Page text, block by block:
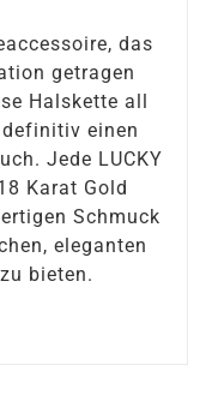
das
getragen
Halskette all
einen
Jede LUCKY
Karat Gold
Schmuck
eleganten
bieten.